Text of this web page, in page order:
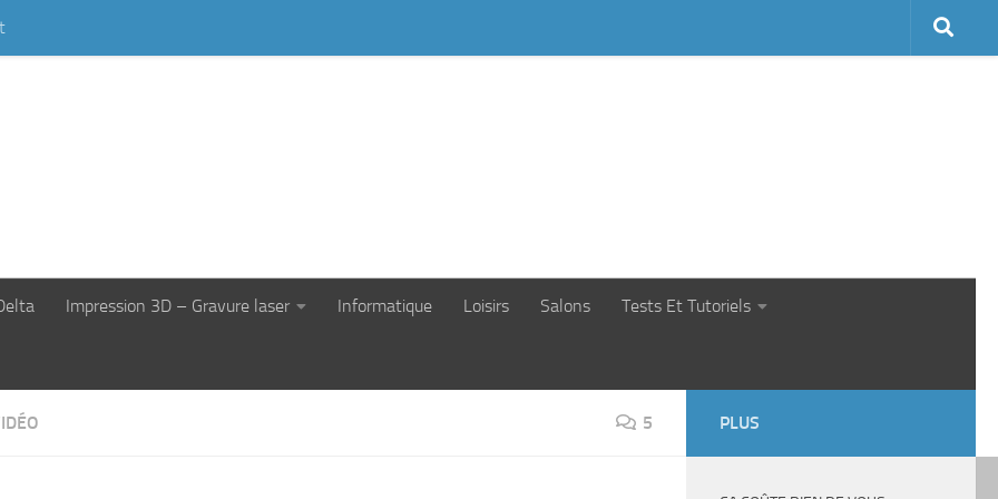
Impression 3D – Gravure laser Informatique Loisirs Salons Tests Et Tutoriels
5 PLUS